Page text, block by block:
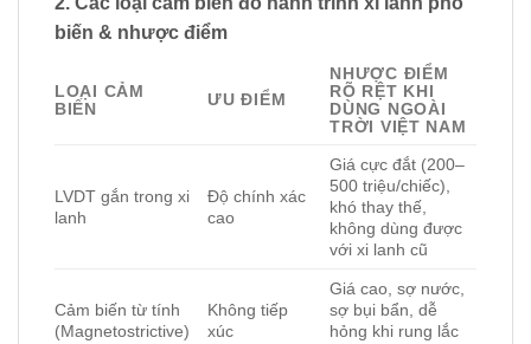
biến & nhược điểm
LOẠI CẢM
BIẾN
ƯU ĐIỂM
NHƯỢC ĐIỂM
RÕ RỆT KHI
DÙNG NGOÀI
TRỜI VIỆT NAM
LVDT gắn trong xi
lanh
Độ chính xác
cao
Giá cực đắt (200–
500 triệu/chiếc),
khó thay thế,
không dùng được
với xi lanh cũ
Cảm biến từ tính
(Magnetostrictive)
Không tiếp
xúc
Giá cao, sợ nước,
sợ bụi bẩn, dễ
hỏng khi rung lắc